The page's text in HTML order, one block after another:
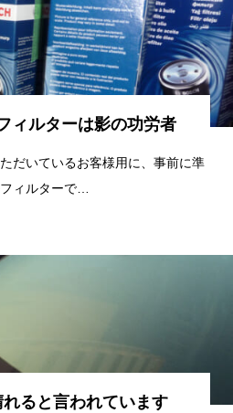
ィルターは影の功労者
だいているお客様用に、事前に準
ィルターで…
ると言われています